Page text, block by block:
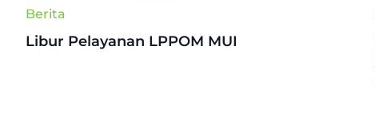
Berita
Libur Pelayanan LPPOM MUI